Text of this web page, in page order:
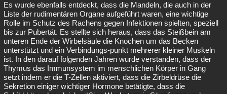
Es wurde ebenfalls entdeckt, dass die Mandeln, die auch in der
Liste der rudimentären Organe aufgeführt waren, eine wichtige
Rolle im Schutz des Rachens gegen Infektionen spielten, speziell
bis zur Pubertät. Es stellte sich heraus, dass das Steißbein am
unteren Ende der Wirbelsäule die Knochen um das Becken
unterstützt und ein Verbindungs-punkt mehrerer kleiner Muskeln
ist. In den darauf folgenden Jahren wurde verstanden, dass der
Thymus das Immunsystem im menschlichen Körper in Gang
setzt indem er die T-Zellen aktiviert, dass die Zirbeldrüse die
Sekretion einiger wichtiger Hormone betätigte, dass die